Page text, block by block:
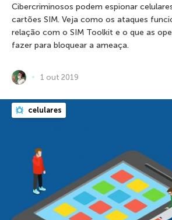
Cibercriminosos podem espionar
cartões SIM. Veja como os ataques
relação com o SIM Toolkit e o que as
fazer para bloquear a ameaça.
1 out 2019
celulares